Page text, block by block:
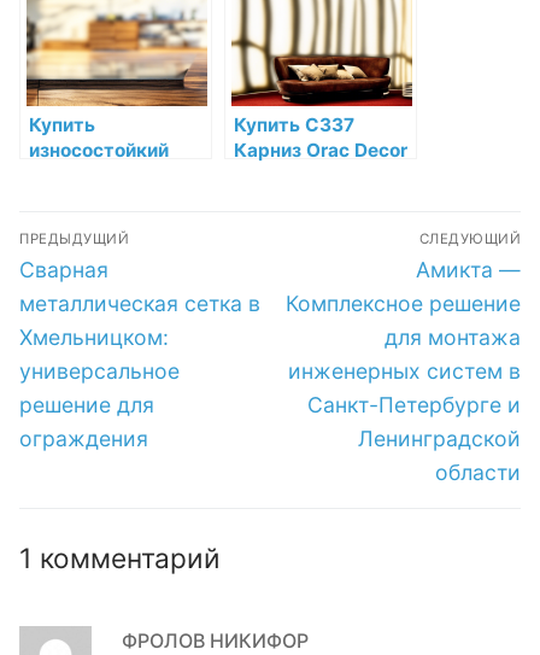
ограждения
Купить
износостойкий
лак для защиты
древесины sikkens
cetol bl varnish mat
по низкой цене в
СПб
Купить C337
Карниз Orac Decor
Навигация
по
записям
ПРЕДЫДУЩИЙ
Предыдущая
запись:
Сварная
металлическая сетка в
Хмельницком:
универсальное
решение для
ограждения
СЛЕДУЮЩИЙ
Следующая
запись:
Амикта —
Комплексное решение
для монтажа
инженерных систем в
Санкт-Петербурге и
Ленинградской
области
1 комментарий
ФРОЛОВ НИКИФОР